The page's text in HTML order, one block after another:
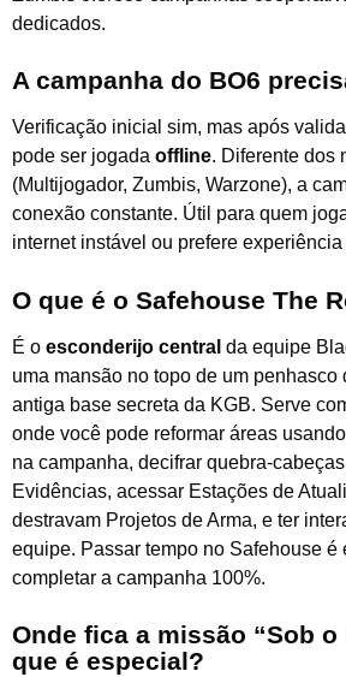
dedicados.
A campanha do BO6
Verificação inicial sim, mas após
pode ser jogada offline. Diferente dos
(Multijogador, Zumbis, Warzone), a
conexão constante. Útil para quem
internet instável ou prefere
O que é o Safehouse The
É o esconderijo central da equipe
uma mansão no topo de um penhasco
antiga base secreta da KGB. Serve
onde você pode reformar áreas
na campanha, decifrar quebra-
Evidências, acessar Estações de
destravam Projetos de Arma, e ter
equipe. Passar tempo no Safehouse é
completar a campanha 100%.
Onde fica a missão “Sob o
que é especial?